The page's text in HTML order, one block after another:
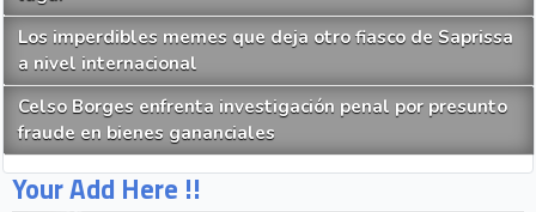
Los imperdibles memes que deja otro fiasco de Saprissa
a nivel internacional
Celso Borges enfrenta investigación penal por presunto
fraude en bienes gananciales
Your Add Here !!